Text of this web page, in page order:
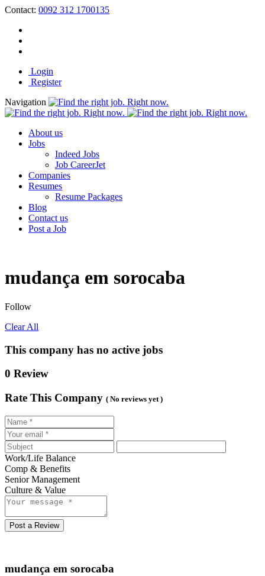
Contact: 0092 312 1700135
Login
Register
Navigation
About us
Jobs
Indeed Jobs
Job CareerJet
Companies
Resumes
Resume Packages
Blog
Contact us
Post a Job
mudança em sorocaba
Follow
Clear All
This company has no active jobs
0 Review
Rate This Company ( No reviews yet )
Work/Life Balance
Comp & Benefits
Senior Management
Culture & Value
Post a Review
mudança em sorocaba